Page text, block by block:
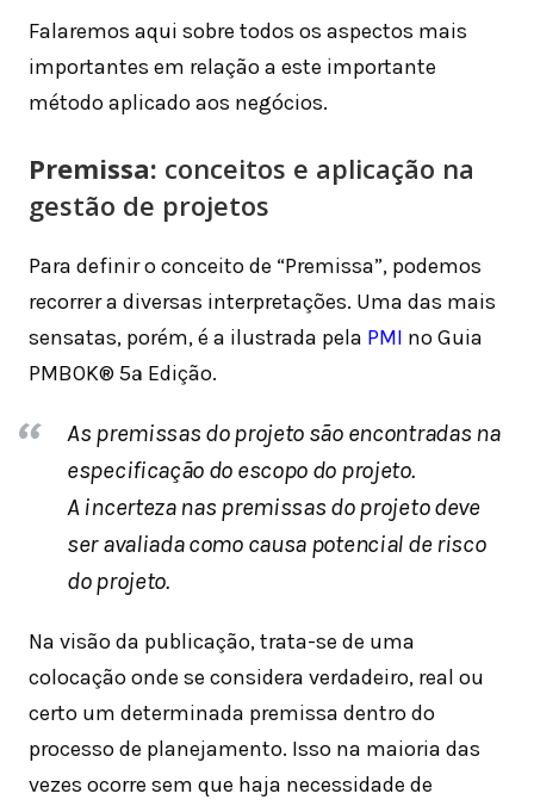
Falaremos aqui sobre todos os aspectos mais
importantes em relação a este importante
método aplicado aos negócios.
Premissa: conceitos e aplicação na
gestão de projetos
Para definir o conceito de “Premissa”, podemos
recorrer a diversas interpretações. Uma das mais
sensatas, porém, é a ilustrada pela PMI no Guia
PMBOK® 5ª Edição.
As premissas do projeto são encontradas na
especificação do escopo do projeto.
A incerteza nas premissas do projeto deve
ser avaliada como causa potencial de risco
do projeto.
Na visão da publicação, trata-se de uma
colocação onde se considera verdadeiro, real ou
certo um determinada premissa dentro do
processo de planejamento. Isso na maioria das
vezes ocorre sem que haja necessidade de